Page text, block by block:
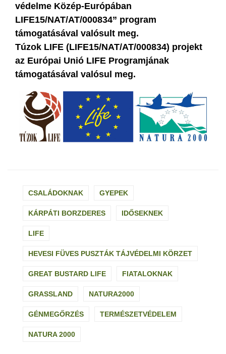
védelme Közép-Európában
LIFE15/NAT/AT/000834” program
támogatásával valósult meg.
Túzok LIFE (LIFE15/NAT/AT/000834) projekt
az Európai Unió LIFE Programjának
támogatásával valósul meg.
CSALÁDOKNAK GYEPEK
KÁRPÁTI BORZDERES IDŐSEKNEK
LIFE
HEVESI FÜVES PUSZTÁK TÁJVÉDELMI KÖRZET
GREAT BUSTARD LIFE FIATALOKNAK
GRASSLAND NATURA2000
GÉNMEGŐRZÉS TERMÉSZETVÉDELEM
NATURA 2000